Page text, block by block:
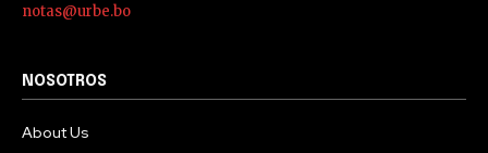
notas@urbe.bo
NOSOTROS
About Us